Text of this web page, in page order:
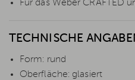
Für das Weber CRAFTED
TECHNISCHE
Form: rund
Oberfläche: glasiert